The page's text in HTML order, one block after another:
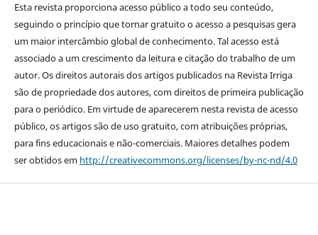
Esta revista proporciona acesso público a todo seu conteúdo,
seguindo o princípio que tornar gratuito o acesso a pesquisas gera
um maior intercâmbio global de conhecimento. Tal acesso está
associado a um crescimento da leitura e citação do trabalho de um
autor. Os direitos autorais dos artigos publicados na Revista Irriga
são de propriedade dos autores, com direitos de primeira publicação
para o periódico. Em virtude de aparecerem nesta revista de acesso
público, os artigos são de uso gratuito, com atribuições próprias,
para fins educacionais e não-comerciais. Maiores detalhes podem
ser obtidos em http://creativecommons.org/licenses/by-nc-nd/4.0